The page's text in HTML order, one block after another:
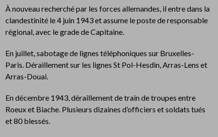
À nouveau recherché par les forces allemandes, il entre dans la
clandestinité le 4 juin 1943 et assume le poste de responsable
régional, avec le grade de Capitaine.
En juillet, sabotage de lignes téléphoniques sur Bruxelles-
Paris. Déraillement sur les lignes St Pol-Hesdin, Arras-Lens et
Arras-Douai.
En décembre 1943, déraillement de train de troupes entre
Roeux et Biache. Plusieurs dizaines d’officiers et soldats tués
et 80 blessés.